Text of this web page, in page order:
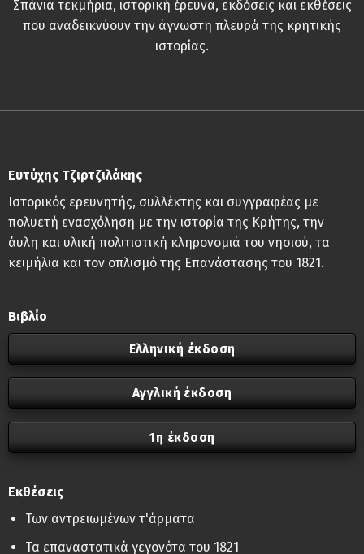
Σπάνια τεκμήρια, ιστορική έρευνα, εκδόσεις και εκθέσεις
που αναδεικνύουν την άγνωστη πλευρά της κρητικής
ιστορίας.
Ευτύχης Τζιρτζιλάκης
Ιστορικός ερευνητής, συλλέκτης και συγγραφέας με
πολυετή ενασχόληση με την ιστορία της Κρήτης, την
άυλη και υλική πολιτιστική κληρονομιά του νησιού, τα
κειμήλια και τον οπλισμό της Επανάστασης του 1821.
Βιβλίο
Ελληνική έκδοση
Αγγλική έκδοση
1η έκδοση
Εκθέσεις
Των αντρειωμένων τ'άρματα
Τα επαναστατικά γεγονότα του 1821